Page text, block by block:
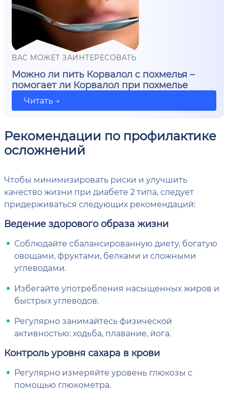
ВАС МОЖЕТ ЗАИНТЕРЕСОВАТЬ
Можно ли пить Корвалол с похмелья –
помогает ли Корвалол при похмелье
Читать →
Рекомендации по профилактике
осложнений
Чтобы минимизировать риски и улучшить
качество жизни при диабете 2 типа, следует
придерживаться следующих рекомендаций:
Ведение здорового образа жизни
Соблюдайте сбалансированную диету, богатую
овощами, фруктами, белками и сложными
углеводами.
Избегайте употребления насыщенных жиров и
быстрых углеводов.
Регулярно занимайтесь физической
активностью: ходьба, плавание, йога.
Контроль уровня сахара в крови
Регулярно измеряйте уровень глюкозы с
помощью глюкометра.